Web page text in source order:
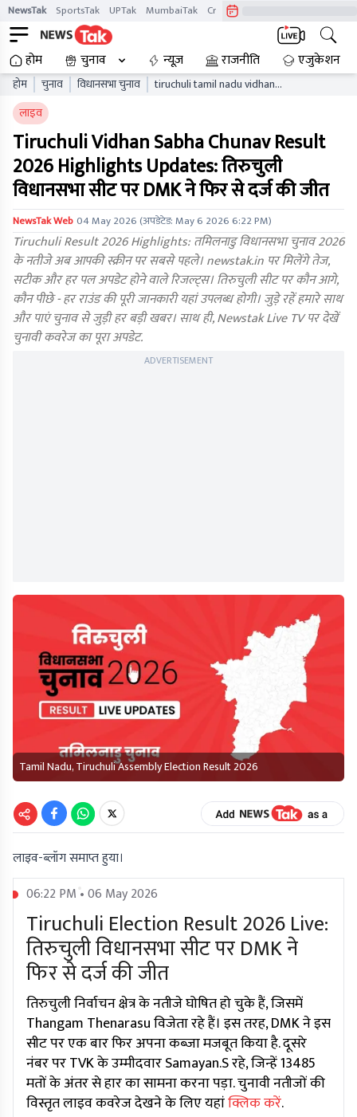
NewsTak SportsTak UPTak MumbaiTak CrimeTak
होम चुनाव न्यूज़ राजनीति एजुकेशन
होम चुनाव विधानसभा चुनाव
tiruchuli tamil nadu vidhan
लाइव
Tiruchuli Vidhan Sabha Chunav Result
2026 Highlights Updates: तिरुचुली
विधानसभा सीट पर DMK ने फिर से दर्ज की जीत
NewsTak Web04 May 2026(अपडेटेड:May 6 2026 6:22 PM)
Tiruchuli Result 2026 Highlights: तमिलनाडु विधानसभा चुनाव 2026
के नतीजे अब आपकी स्क्रीन पर सबसे पहले। newstak.in पर मिलेंगे तेज,
सटीक और हर पल अपडेट होने वाले रिजल्ट्स। तिरुचुली सीट पर कौन आगे,
कौन पीछे - हर राउंड की पूरी जानकारी यहां उपलब्ध होगी। जुड़े रहें हमारे साथ
और पाएं चुनाव से जुड़ी हर बड़ी खबर। साथ ही, Newstak Live TV पर देखें
चुनावी कवरेज का पूरा अपडेट.
ADVERTISEMENT
Tamil Nadu, Tiruchuli Assembly Election Result 2026
लाइव-ब्लॉग समाप्त हुया।
06:22 PM • 06 May 2026
Tiruchuli Election Result 2026 Live:
तिरुचुली विधानसभा सीट पर DMK ने
फिर से दर्ज की जीत
तिरुचुली निर्वाचन क्षेत्र के नतीजे घोषित हो चुके हैं, जिसमें
Thangam Thenarasu विजेता रहे हैं। इस तरह, DMK ने इस
सीट पर एक बार फिर अपना कब्जा मजबूत किया है. दूसरे
नंबर पर TVK के उम्मीदवार Samayan.S रहे, जिन्हें 13485
मतों के अंतर से हार का सामना करना पड़ा. चुनावी नतीजों की
विस्तृत लाइव कवरेज देखने के लिए यहांक्लिक करें.